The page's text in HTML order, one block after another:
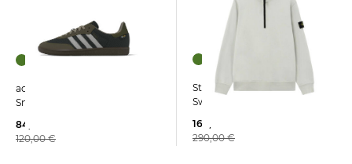
adidas Originals | Herren
Sneaker SAMBAS OG
84,95 €
120,00 €
Stone Island | Herren
Sweatshirt
169,99 €
290,00 €